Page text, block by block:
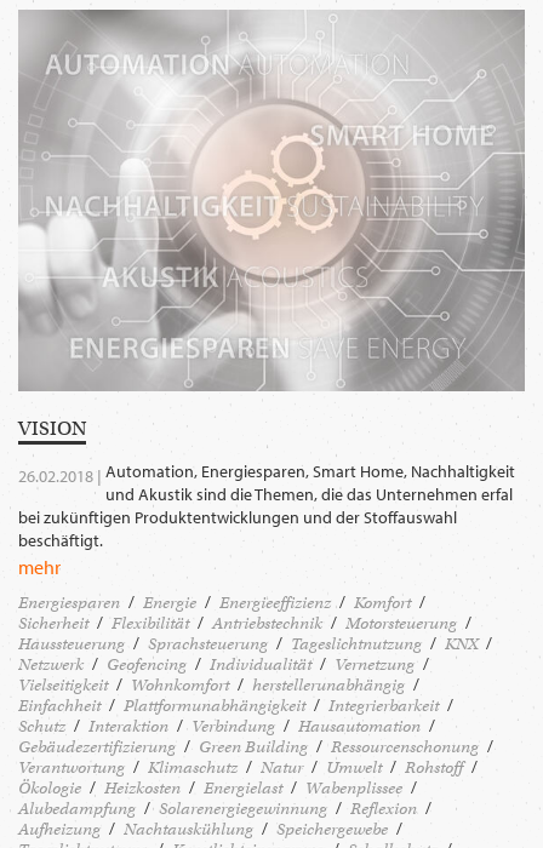
WECHSELN
VISION
26.02.2018 | Automation, Energiesparen, Smart Home, Nachhaltigkeit
und Akustik sind die Themen, die das Unternehmen erfal
bei zukünftigen Produktentwicklungen und der Stoffauswahl
beschäftigt.
mehr
Energiesparen Energie Energieeffizienz
Komfort
Sicherheit
Flexibilität Antriebstechnik
Motorsteuerung
Haussteuerung
Sprachsteuerung Tageslichtnutzung
KNX
Netzwerk
Geofencing Individualität
Vernetzung
Vielseitigkeit
Wohnkomfort
herstellerunabhängig
Einfachheit
Plattformunabhängigkeit
Integrierbarkeit
Schutz
Interaktion Verbindung
Hausautomation
Gebäudezertifizierung
Green Building
Ressourcenschonung
Verantwortung
Klimaschutz Natur Umwelt
Rohstoff
Ökologie
Heizkosten Energielast
Wabenplissee
Alubedampfung
Solarenergiegewinnung
Reflexion
Aufheizung
Nachtauskühlung
Speichergewebe